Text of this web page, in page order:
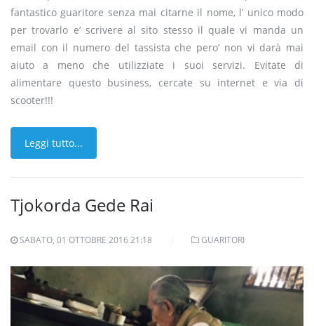
fantastico guaritore senza mai citarne il nome, l’ unico modo
per trovarlo e’ scrivere al sito stesso il quale vi manda un
email con il numero del tassista che pero’ non vi darà mai
aiuto a meno che utilizziate i suoi servizi. Evitate di
alimentare questo business, cercate su internet e via di
scooter!!!
Leggi tutto...
Tjokorda Gede Rai
SABATO, 01 OTTOBRE 2016 21:18 GUARITORI